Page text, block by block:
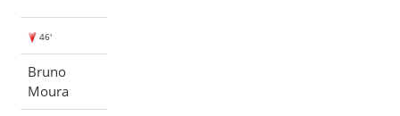
46'
Bruno
Moura